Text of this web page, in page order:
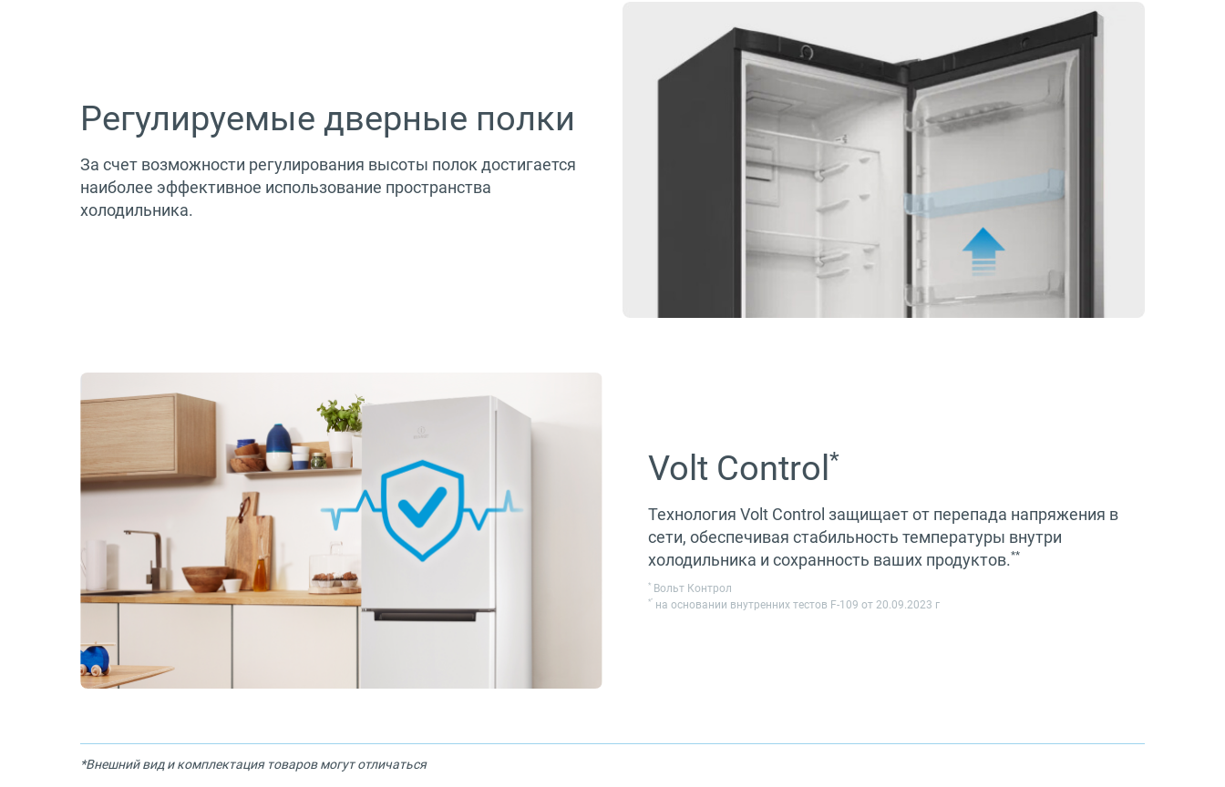
Регулируемые дверные полки
За счет возможности регулирования высоты полок достигается
наиболее эффективное использование пространства
холодильника.
Volt Control*
Технология Volt Control защищает от перепада напряжения в
сети, обеспечивая стабильность температуры внутри
холодильника и сохранность ваших продуктов.**
* Вольт Контрол
** на основании внутренних тестов F-109 от 20.09.2023 г
*Внешний вид и комплектация товаров могут отличаться